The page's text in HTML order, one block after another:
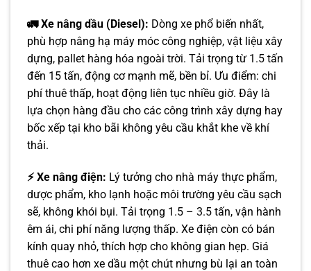
🚛 Xe nâng dầu (Diesel): Dòng xe phổ biến nhất,
phù hợp nâng hạ máy móc công nghiệp, vật liệu xây
dựng, pallet hàng hóa ngoài trời. Tải trọng từ 1.5 tấn
đến 15 tấn, động cơ mạnh mẽ, bền bỉ. Ưu điểm: chi
phí thuê thấp, hoạt động liên tục nhiều giờ. Đây là
lựa chọn hàng đầu cho các công trình xây dựng hay
bốc xếp tại kho bãi không yêu cầu khắt khe về khí
thải.
⚡ Xe nâng điện: Lý tưởng cho nhà máy thực phẩm,
dược phẩm, kho lạnh hoặc môi trường yêu cầu sạch
sẽ, không khói bụi. Tải trọng 1.5 – 3.5 tấn, vận hành
êm ái, chi phí năng lượng thấp. Xe điện còn có bán
kính quay nhỏ, thích hợp cho không gian hẹp. Giá
thuê cao hơn xe dầu một chút nhưng bù lại an toàn